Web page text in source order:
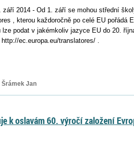
září 2014 - Od 1. září se mohou střední
, kterou každoročně po celé EU pořádá
lze podat v jakémkoliv jazyce EU do 20.
ec.europa.eu/translatores/ .
Šrámek Jan
k oslavám 60. výročí založení